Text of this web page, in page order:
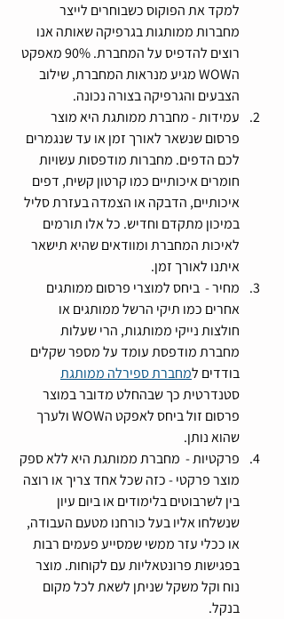
למקד את הפוקוס כשבוחרים לייצר
מחברות ממותגות בגרפיקה שאותה אנו
רוצים להדפיס על המחברת. 90% מאפקט
הWOW מגיע מנראות המחברת, שילוב
הצבעים והגרפיקה בצורה נכונה.
עמידות - מחברת ממותגת היא מוצר
פרסום שנשאר לאורך זמן או עד שנגמרים
לכם הדפים. מחברות מודפסות עשויות
חומרים איכותיים כמו קרטון קשיח, דפים
איכותיים, הדבקה או הצמדה בעזרת סליל
במיכון מתקדם וחדיש. כל אלו תורמים
לאיכות המחברת ומוודאים שהיא תישאר
איתנו לאורך זמן.
מחיר -  ביחס למוצרי פרסום ממותגים
אחרים כמו תיקי הרשל ממותגים או
חולצות נייקי ממותגות, הרי שעלות
מחברת מודפסת עומד על מספר שקלים
בודדים למחברת ספירלה ממותגת
סטנדרטית כך שבהחלט מדובר במוצר
פרסום זול ביחס לאפקט הWOW ולערך
שהוא נותן.
פרקטיות -  מחברת ממותגת היא ללא ספק
מוצר פרקטי - כזה שכל אחד צריך או רוצה
בין לשרבוטים בלימודים או ביום עיון
שנשלחו אליו בעל כורחנו מטעם העבודה,
או ככלי עזר ממשי שמסייע פעמים רבות
בפגישות פרונטאליות עם לקוחות. מוצר
נוח וקל משקל שניתן לשאת לכל מקום
בנקל.